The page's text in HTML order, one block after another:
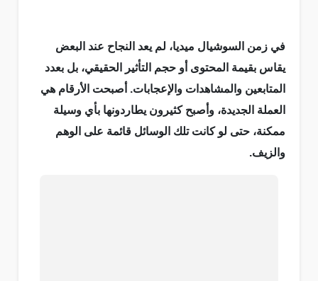
في زمن السوشيال ميديا، لم يعد النجاح عند البعض
يقاس بقيمة المحتوى أو حجم التأثير الحقيقي، بل بعدد
المتابعين والمشاهدات والإعجابات. أصبحت الأرقام هي
العملة الجديدة، وأصبح كثيرون يطاردونها بأي وسيلة
ممكنة، حتى لو كانت تلك الوسائل قائمة على الوهم
والزيف.